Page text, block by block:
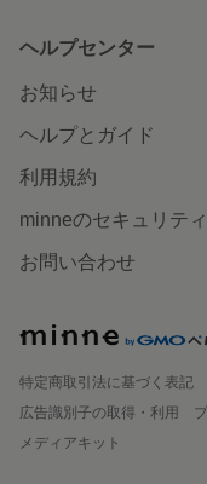
ヘルプセンター
お知らせ
ヘルプとガイド
利用規約
minneのセキュリティ
お問い合わせ
特定商取引法に基づく表記
広告識別子の取得・利用
メディアキット